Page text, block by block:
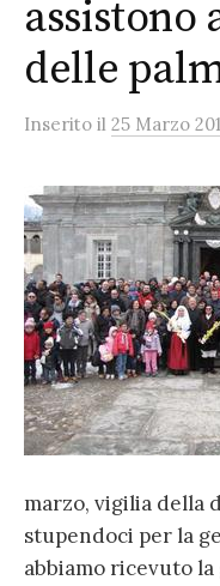
assistono
delle
Inserito il 25 Marzo
marzo, vigilia della
stupendoci per la
abbiamo ricevuto